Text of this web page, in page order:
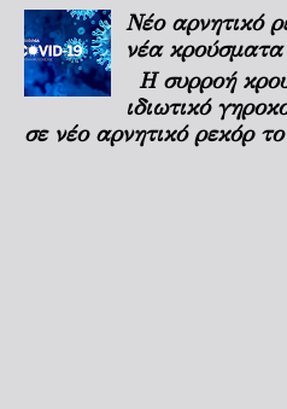
Νέο αρνητικό
νέα
Η συρροή
ιδιωτικό
σε νέο αρνητικό ρεκόρ το